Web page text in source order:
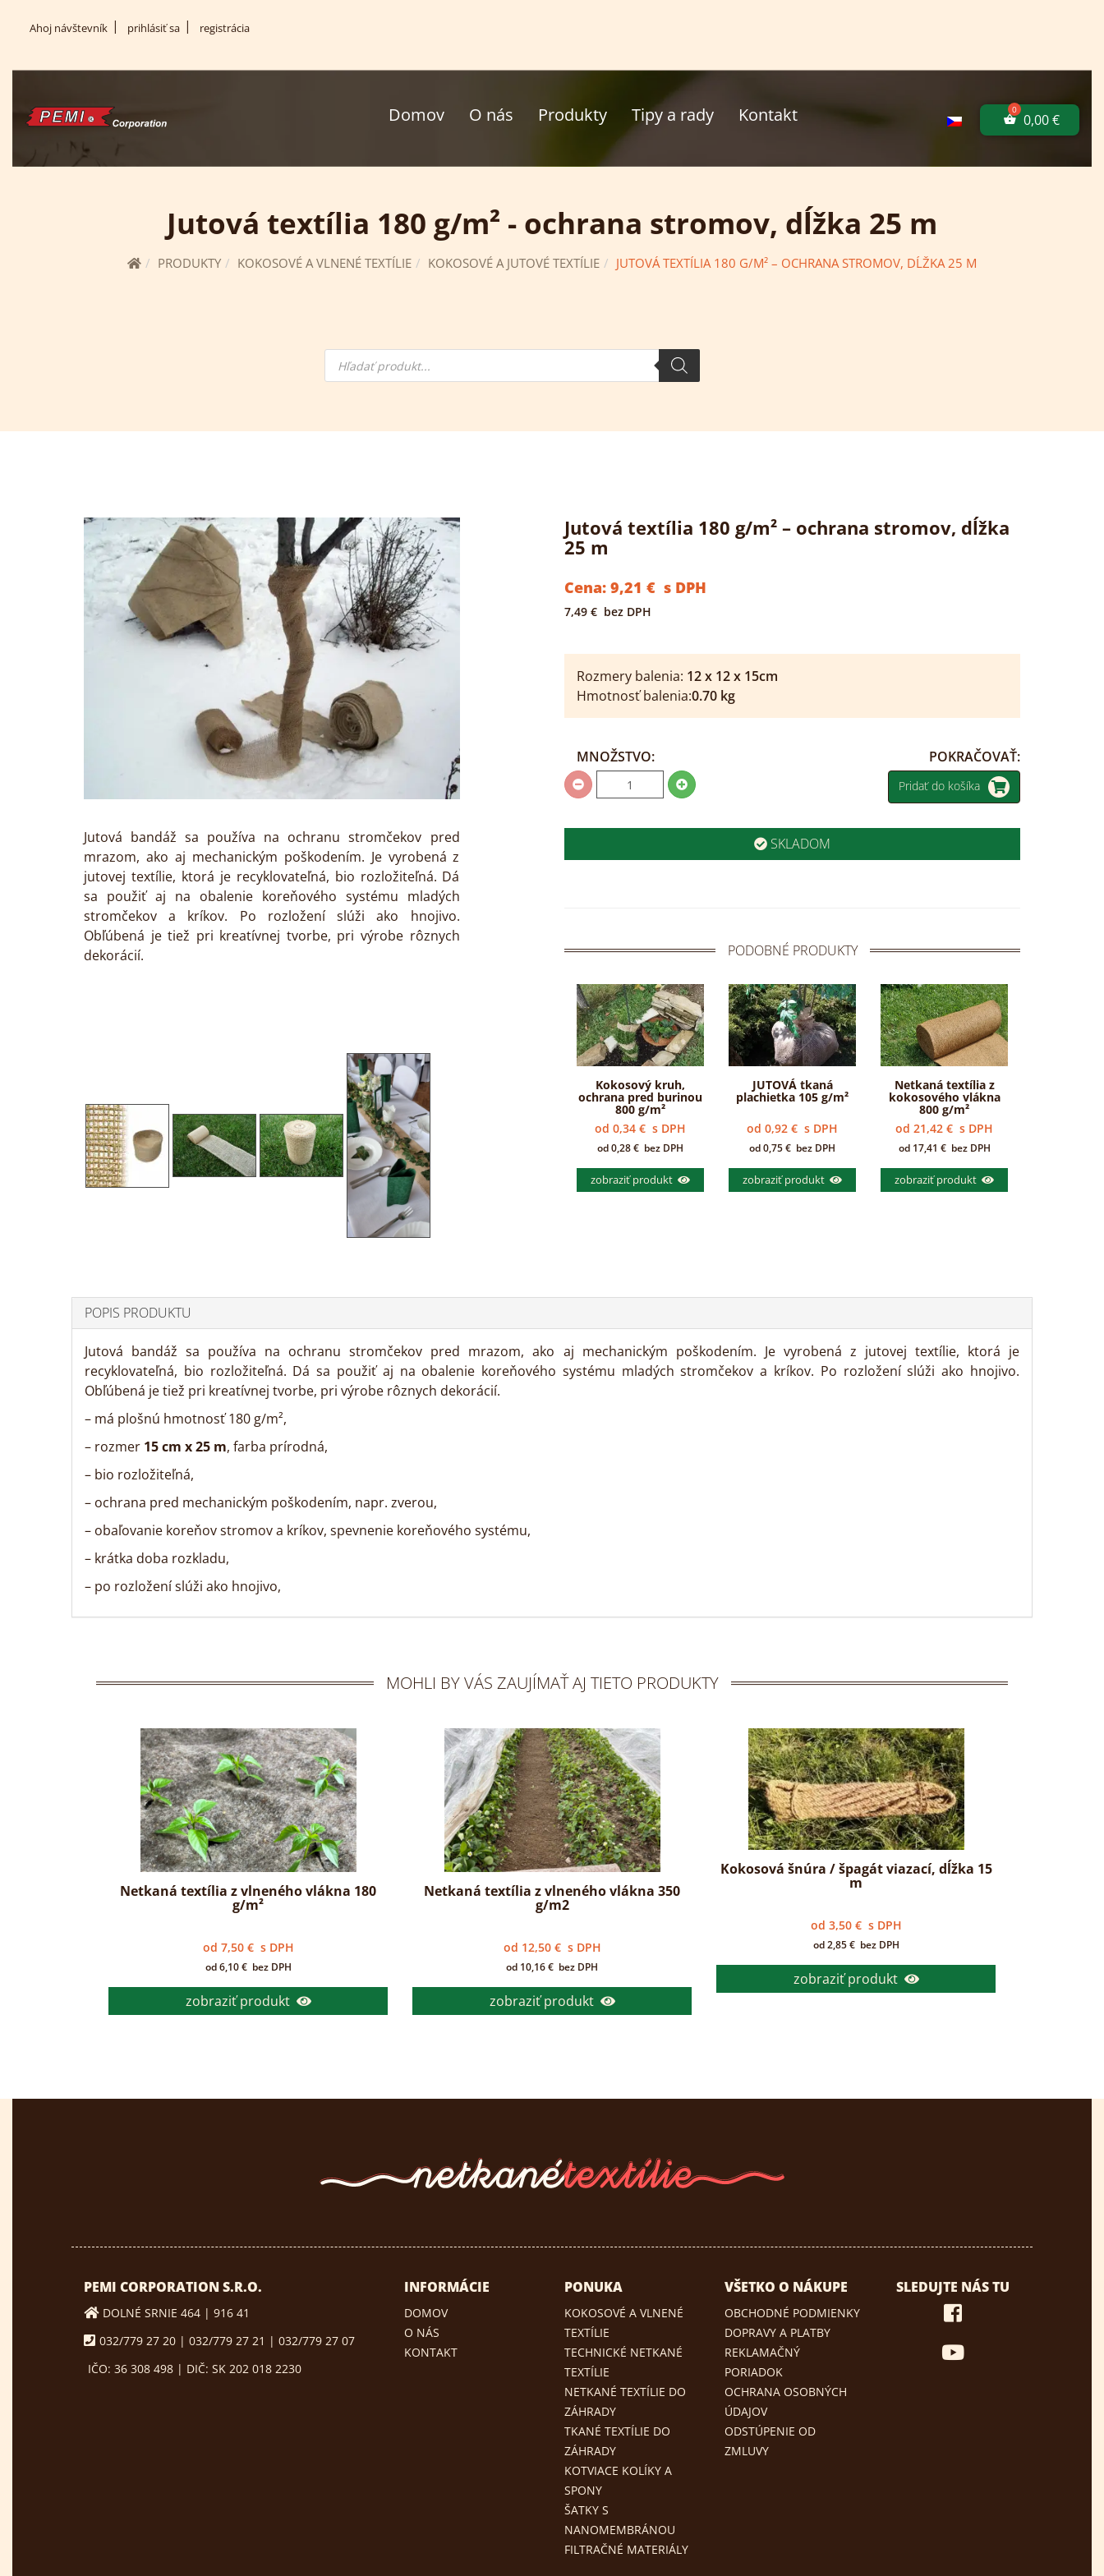
Ahoj návštevník prihlásiť sa (current)
registrácia
Domov O nás Produkty Tipy a rady Kontakt 0,00€
Jutová textília 180 g/m² - ochrana stromov, dĺžka 25 m
PRODUKTY KOKOSOVÉ A VLNENÉ TEXTÍLIE KOKOSOVÉ A JUTOVÉ TEXTÍLIE JUTOVÁ TEXTÍLIA 180 G/M² – OCHRANA STROMOV, DĹŽKA 25 M
Hľadanie
produktov
Jutová bandáž sa používa na ochranu stromčekov pred
mrazom, ako aj mechanickým poškodením. Je vyrobená z
jutovej textílie, ktorá je recyklovateľná, bio rozložiteľná. Dá
sa použiť aj na obalenie koreňového systému mladých
stromčekov a kríkov. Po rozložení slúži ako hnojivo.
Obľúbená je tiež pri kreatívnej tvorbe, pri výrobe rôznych
dekorácií.
Jutová textília 180 g/m² – ochrana stromov, dĺžka
25 m
Cena:9,21€ s DPH
7,49€ bez DPH
Rozmery balenia: 12x 12x 15cm
Hmotnosť balenia:0.70 kg
MNOŽSTVO: POKRAČOVAŤ:
Pridať do košíka
SKLADOM
PODOBNÉ PRODUKTY
Kokosový kruh,
ochrana pred burinou
800 g/m²
od0,34€ s DPH
od0,28€ bez DPH
zobraziť produkt
JUTOVÁ tkaná
plachietka 105 g/m²
od0,92€ s DPH
od0,75€ bez DPH
zobraziť produkt
Netkaná textília z
kokosového vlákna
800 g/m²
od21,42€ s DPH
od 17,41 € bez DPH
zobraziť produkt
POPIS PRODUKTU
Jutová bandáž sa používa na ochranu stromčekov pred mrazom, ako aj mechanickým poškodením. Je vyrobená z jutovej textílie, ktorá je
recyklovateľná, bio rozložiteľná. Dá sa použiť aj na obalenie koreňového systému mladých stromčekov a kríkov. Po rozložení slúži ako hnojivo.
Obľúbená je tiež pri kreatívnej tvorbe, pri výrobe rôznych dekorácií.
– má plošnú hmotnosť 180 g/m²,
– rozmer 15 cm x 25 m, farba prírodná,
– bio rozložiteľná,
– ochrana pred mechanickým poškodením, napr. zverou,
– obaľovanie koreňov stromov a kríkov, spevnenie koreňového systému,
– krátka doba rozkladu,
– po rozložení slúži ako hnojivo,
MOHLI BY VÁS ZAUJÍMAŤ AJ TIETO PRODUKTY
Netkaná textília z vlneného vlákna 180
g/m²
od 7,50 € s DPH
od6,10€ bez DPH
zobraziť produkt
Netkaná textília z vlneného vlákna 350
g/m2
od 12,50 € s DPH
od 10,16€ bez DPH
zobraziť produkt
Kokosová šnúra / špagát viazací, dĺžka 15
m
od 3,50 € s DPH
od2,85€ bez DPH
zobraziť produkt
PEMI CORPORATION S.R.O.
DOLNÉ SRNIE 464 | 916 41
032/779 27 20 | 032/779 27 21 | 032/779 27 07
IČO: 36 308 498 | DIČ: SK 202 018 2230
INFORMÁCIE
DOMOV
O NÁS
KONTAKT
PONUKA
KOKOSOVÉ A VLNENÉ
TEXTÍLIE
TECHNICKÉ NETKANÉ
TEXTÍLIE
NETKANÉ TEXTÍLIE DO
ZÁHRADY
TKANÉ TEXTÍLIE DO
ZÁHRADY
KOTVIACE KOLÍKY A
SPONY
ŠATKY S
NANOMEMBRÁNOU
FILTRAČNÉ MATERIÁLY
VŠETKO O NÁKUPE
OBCHODNÉ PODMIENKY
DOPRAVY A PLATBY
REKLAMAČNÝ
PORIADOK
OCHRANA OSOBNÝCH
ÚDAJOV
ODSTÚPENIE OD
ZMLUVY
SLEDUJTE NÁS TU